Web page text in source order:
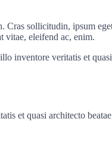
Cras sollicitudin, ipsum
vitae, eleifend ac, enim.
inventore veritatis et
et quasi architecto